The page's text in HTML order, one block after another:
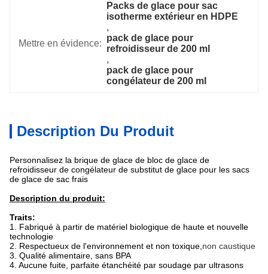
Mettre en évidence:
Packs de glace pour sac
isotherme extérieur en HDPE
,
pack de glace pour
refroidisseur de 200 ml
,
pack de glace pour
congélateur de 200 ml
Description Du Produit
Personnalisez la brique de glace de bloc de glace de
refroidisseur de congélateur de substitut de glace pour les sacs
de glace de sac frais
Description du produit:
Traits:
1. Fabriqué à partir de matériel biologique de haute et nouvelle
technologie
2. Respectueux de l'environnement et non toxique, non caustique
3. Qualité alimentaire, sans BPA
4. Aucune fuite, parfaite étanchéité par soudage par ultrasons